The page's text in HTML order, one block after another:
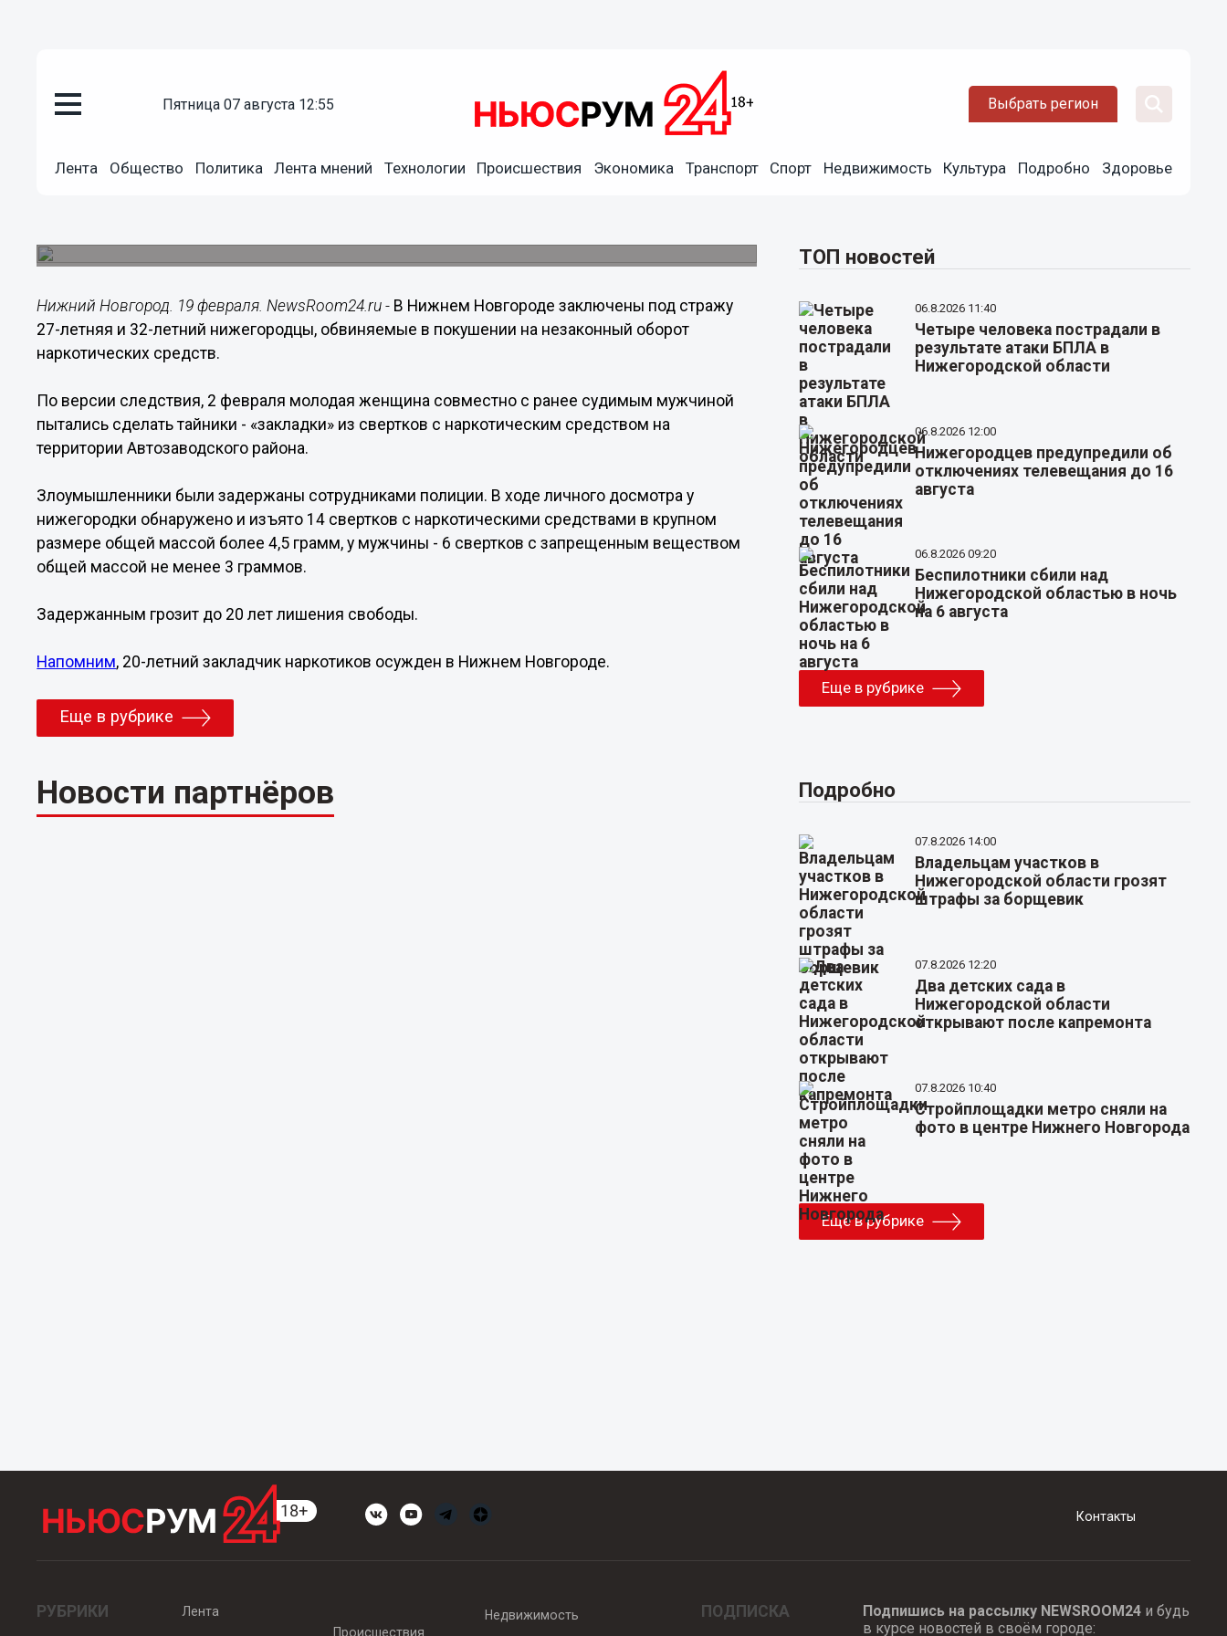
пятница 07 августа 12:55 Выбрать регион
Лента Общество Политика Лента мнений Технологии Происшествия Экономика Транспорт Спорт Недвижимость Культура Подробно Здоровье
19.02.201909:09
Нижний Новгород. 19 февраля. NewsRoom24.ru - В Нижнем Новгороде заключены под стражу
27-летняя и 32-летний нижегородцы, обвиняемые в покушении на незаконный оборот
наркотических средств.
По версии следствия, 2 февраля молодая женщина совместно с ранее судимым мужчиной
пытались сделать тайники - «закладки» из свертков с наркотическим средством на
территории Автозаводского района.
Злоумышленники были задержаны сотрудниками полиции. В ходе личного досмотра у
нижегородки обнаружено и изъято 14 свертков с наркотическими средствами в крупном
размере общей массой более 4,5 грамм, у мужчины - 6 свертков с запрещенным веществом
общей массой не менее 3 граммов.
Задержанным грозит до 20 лет лишения свободы.
Напомним, 20-летний закладчик наркотиков осужден в Нижнем Новгороде.
Еще в рубрике
Новости партнёров
ТОП новостей
06.8.2026 11:40
Четыре человека пострадали в
результате атаки БПЛА в
Нижегородской области
06.8.2026 12:00
Нижегородцев предупредили об
отключениях телевещания до 16
августа
06.8.2026 09:20
Беспилотники сбили над
Нижегородской областью в ночь
на 6 августа
Еще в рубрике
Подробно
07.8.2026 14:00
Владельцам участков в
Нижегородской области грозят
штрафы за борщевик
07.8.2026 12:20
Два детских сада в
Нижегородской области
открывают после капремонта
07.8.2026 10:40
Стройплощадки метро сняли на
фото в центре Нижнего Новгорода
Еще в рубрике
Контакты
РУБРИКИ
Лента
Происшествия
Недвижимость ПОДПИСКА Подпишись на рассылку NEWSROOM24и будь
в курсе новостей в своём городе: